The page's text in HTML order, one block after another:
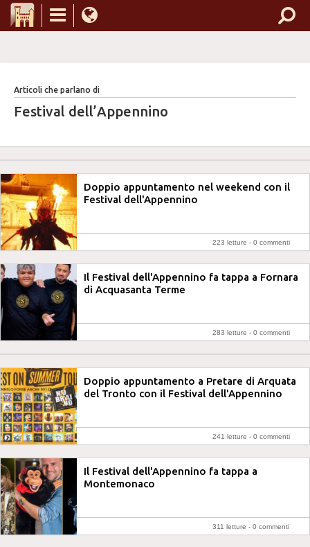
Articoli che parlano di
Festival dell’Appennino
Doppio appuntamento nel weekend con il
Festival dell'Appennino
223 letture - 0 commenti
Il Festival dell'Appennino fa tappa a Fornara
di Acquasanta Terme
283 letture - 0 commenti
Doppio appuntamento a Pretare di Arquata
del Tronto con il Festival dell'Appennino
241 letture - 0 commenti
Il Festival dell'Appennino fa tappa a
Montemonaco
311 letture - 0 commenti